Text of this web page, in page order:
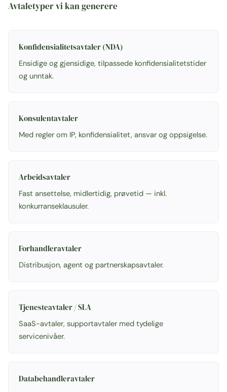
Avtaletyper vi kan generere
Konfidensialitetsavtaler (NDA)
Ensidige og gjensidige, tilpassede konfidensialitetstider
og unntak.
Konsulentavtaler
Med regler om IP, konfidensialitet, ansvar og oppsigelse.
Arbeidsavtaler
Fast ansettelse, midlertidig, prøvetid — inkl.
konkurranseklausuler.
Forhandleravtaler
Distribusjon, agent og partnerskapsavtaler.
Tjenesteavtaler / SLA
SaaS-avtaler, supportavtaler med tydelige
servicenivåer.
Databehandleravtaler